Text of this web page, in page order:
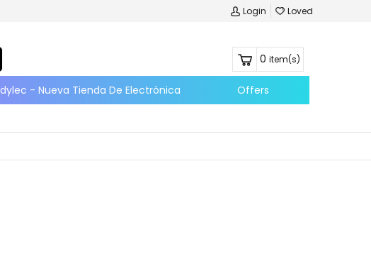
Login Loved
0 item(s)
- Nueva Tienda De Electrónica Offers